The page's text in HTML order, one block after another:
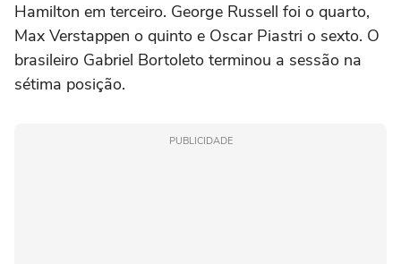
Hamilton em terceiro. George Russell foi o quarto,
Max Verstappen o quinto e Oscar Piastri o sexto. O
brasileiro Gabriel Bortoleto terminou a sessão na
sétima posição.
PUBLICIDADE